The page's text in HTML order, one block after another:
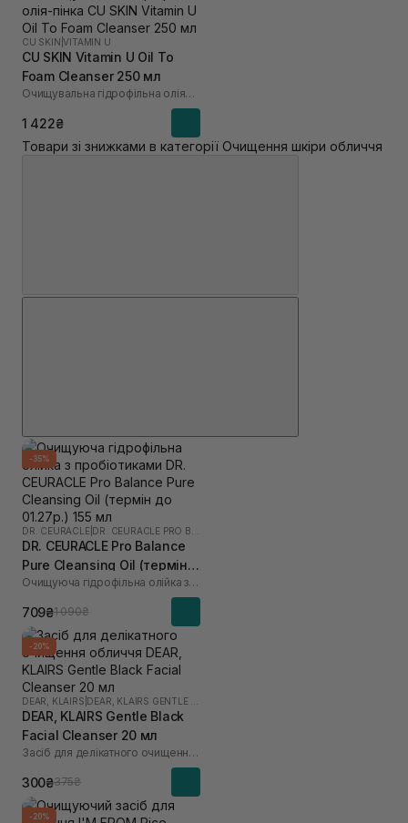
CU SKIN |VITAMIN U
CU SKIN Vitamin U Oil To
Foam Cleanser 250 мл
Очищувальна гідрофільна олія-пінка
1 422₴
Товари зі знижками в категорії Очищення шкіри обличчя
-35%
DR. CEURACLE
DR. CEURACLE Pro Balance
Pure Cleansing Oil (термін
до 01.27р.) 155 мл
Очищуюча гідрофільна олійка з пробіотиками
709₴1 090₴
-20%
DEAR, KLAIRS
DEAR, KLAIRS Gentle Black
Facial Cleanser 20 мл
Засіб для делікатного очищення обличчя
300₴375₴
-20%